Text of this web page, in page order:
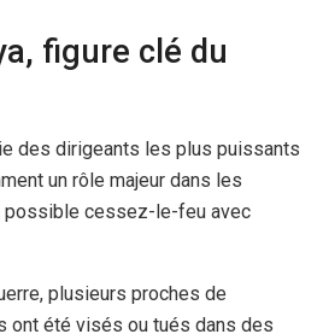
figure clé du
des dirigeants les plus puissants
un rôle majeur dans les
possible cessez-le-feu avec
plusieurs proches de
ont été visés ou tués dans des